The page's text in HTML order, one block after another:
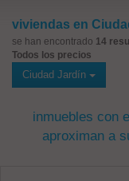
viviendas en
se han encontrado 14
Todos los precios
Ciudad Jardín
inmuebles con
aproximan a